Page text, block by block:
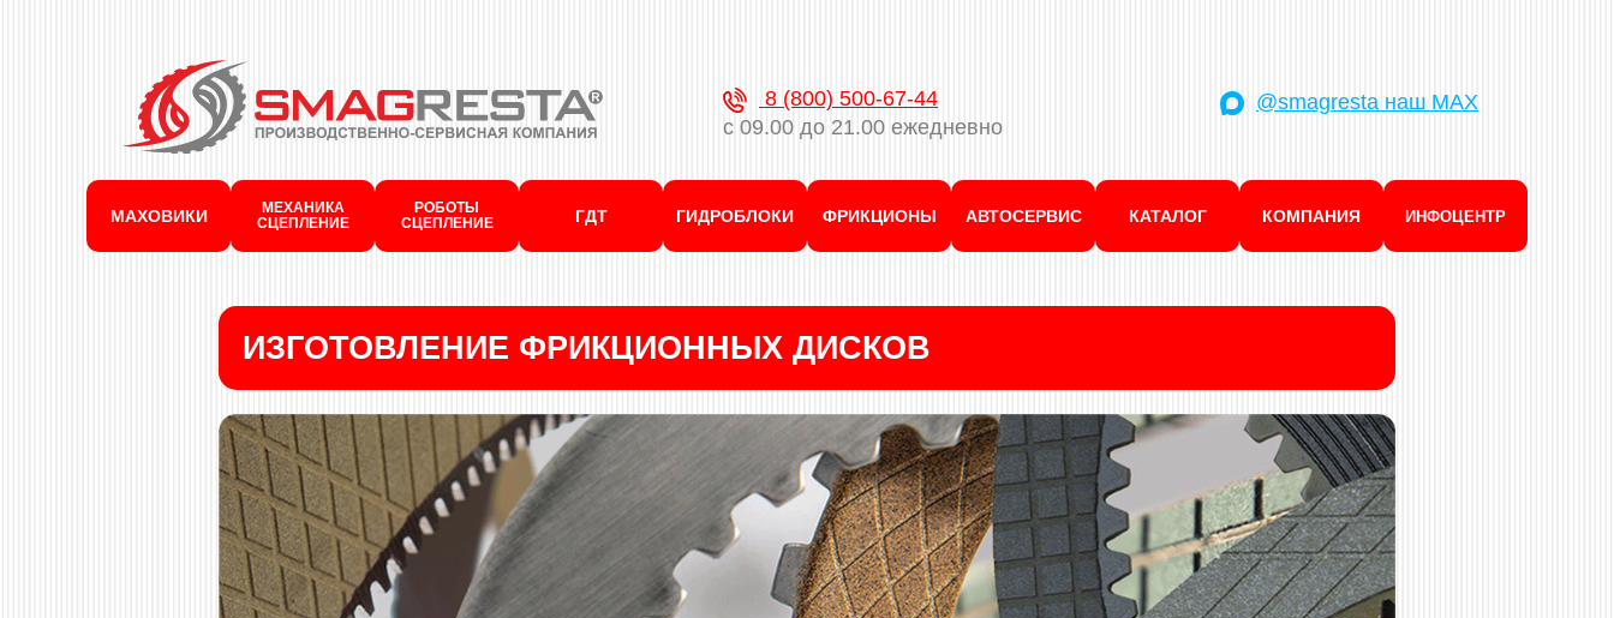
8 (800) 500-67-44
с 09.00 до 21.00 ежедневно
@smagresta наш MAX
МАХОВИКИ
МЕХАНИКА
СЦЕПЛЕНИЕ
РОБОТЫ
СЦЕПЛЕНИЕ
ГДТ ГИДРОБЛОКИ ФРИКЦИОНЫ АВТОСЕРВИС КАТАЛОГ КОМПАНИЯ ИНФОЦЕНТР
ИЗГОТОВЛЕНИЕ ФРИКЦИОННЫХ ДИСКОВ